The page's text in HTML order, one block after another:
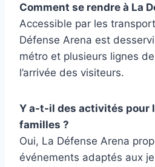
Comment se rendre à La
Accessible par les
Défense Arena est
métro et plusieurs lignes
l’arrivée des visiteurs.
Y a-t-il des activités pour
familles ?
Oui, La Défense Arena
événements adaptés aux